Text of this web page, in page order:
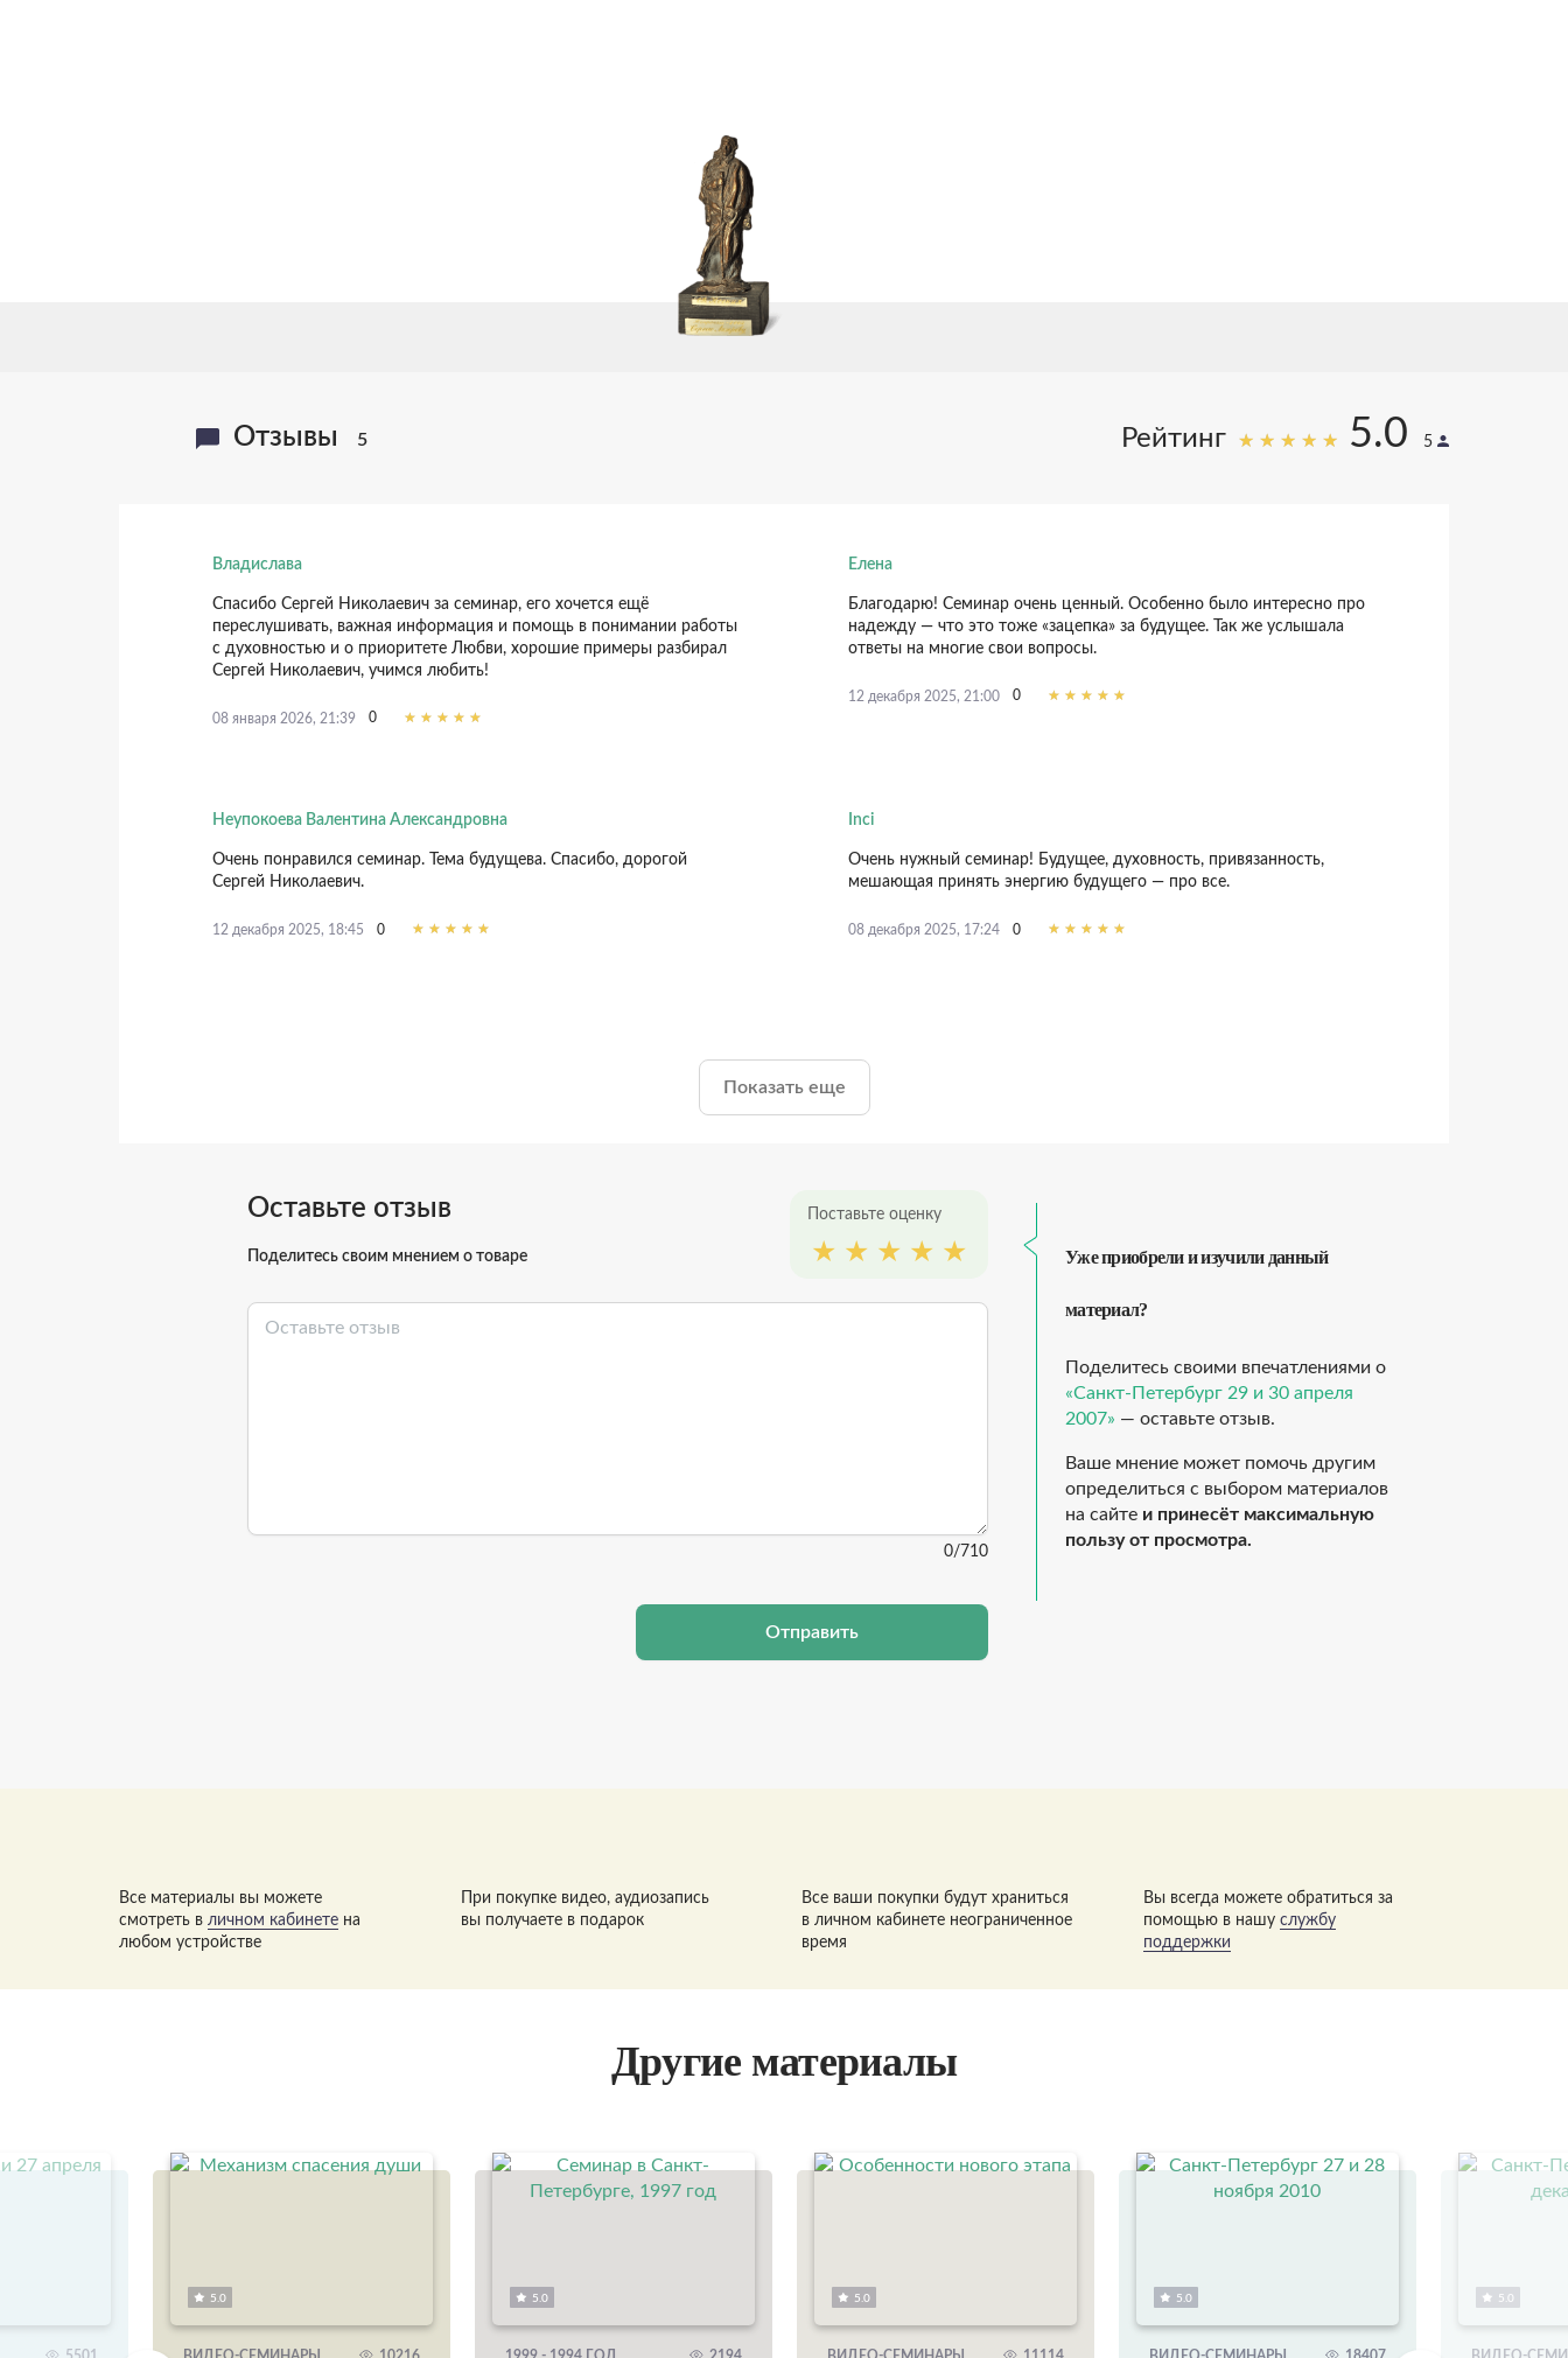
Отзывы 5 Рейтинг 5.0 5
Владислава
Спасибо Сергей Николаевич за семинар, его хочется ещё
переслушивать, важная информация и помощь в понимании работы
с духовностью и о приоритете Любви, хорошие примеры разбирал
Сергей Николаевич, учимся любить!
08 января 2026, 21:39 0
Елена
Благодарю! Семинар очень ценный. Особенно было интересно про
надежду — что это тоже «зацепка» за будущее. Так же услышала
ответы на многие свои вопросы.
12 декабря 2025, 21:00 0
Неупокоева Валентина Александровна
Очень понравился семинар. Тема будущева. Спасибо, дорогой
Сергей Николаевич.
12 декабря 2025, 18:45 0
Inci
Очень нужный семинар! Будущее, духовность, привязанность,
мешающая принять энергию будущего — про все.
08 декабря 2025, 17:24 0
Показать еще
Оставьте отзыв
Поделитесь своим мнением о товаре
Поставьте оценку
0/710
Отправить
Уже приобрели и изучили данный
материал?
Поделитесь своими впечатлениями о
«Санкт-Петербург 29 и 30 апреля
2007» — оставьте отзыв.
Ваше мнение может помочь другим
определиться с выбором материалов
на сайте и принесёт максимальную
пользу от просмотра.
Все материалы вы можете
смотреть в личном кабинете на
любом устройстве
При покупке видео, аудиозапись
вы получаете в подарок
Все ваши покупки будут храниться
в личном кабинете неограниченное
время
Вы всегда можете обратиться за
помощью в нашу службу
поддержки
Другие материалы
5.0 5.0 5.0 5.0 5.0